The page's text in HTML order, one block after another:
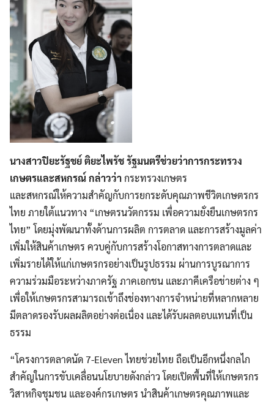
นางสาวปิยะรัฐชย์ ติยะไพรัช รัฐมนตรีช่วยว่าการกระทรวง
เกษตรและสหกรณ์ กล่าวว่ากระทรวงเกษตร
และสหกรณ์ให้ความสำคัญกับการยกระดับคุณภาพชีวิตเกษตรกร
ไทย ภายใต้แนวทาง “เกษตรนวัตกรรม เพื่อความยั่งยืนเกษตรกร
ไทย” โดยมุ่งพัฒนาทั้งด้านการผลิต การตลาด และการสร้างมูลค่า
เพิ่มให้สินค้าเกษตร ควบคู่กับการสร้างโอกาสทางการตลาดและ
เพิ่มรายได้ให้แก่เกษตรกรอย่างเป็นรูปธรรม ผ่านการบูรณาการ
ความร่วมมือระหว่างภาครัฐ ภาคเอกชน และภาคีเครือข่ายต่าง ๆ
เพื่อให้เกษตรกรสามารถเข้าถึงช่องทางการจำหน่ายที่หลากหลาย
มีตลาดรองรับผลผลิตอย่างต่อเนื่อง และได้รับผลตอบแทนที่เป็น
ธรรม
“โครงการตลาดนัด 7-Eleven ไทยช่วยไทย ถือเป็นอีกหนึ่งกลไก
สำคัญในการขับเคลื่อนนโยบายดังกล่าว โดยเปิดพื้นที่ให้เกษตรกร
วิสาหกิจชุมชน และองค์กรเกษตร นำสินค้าเกษตรคุณภาพและ